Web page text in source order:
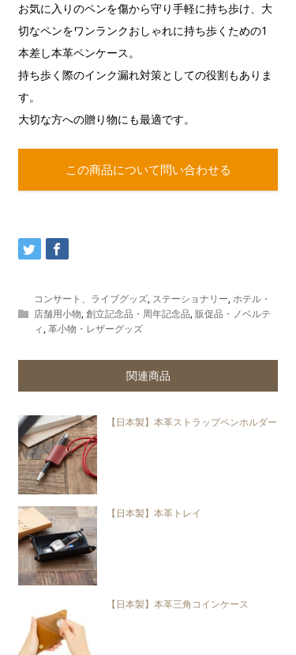
お気に入りのペンを傷から守り手軽に持ち歩け、大
切なペンをワンランクおしゃれに持ち歩くための1
本差し本革ペンケース。
持ち歩く際のインク漏れ対策としての役割もありま
す。
大切な方への贈り物にも最適です。
この商品について問い合わせる
コンサート、ライブグッズ, ステーショナリー,ホテル・
店舗用小物,創立記念品・周年記念品,販促品・ノベルテ
ィ,革小物・レザーグッズ
【日本製】本革ストラップペンホルダー
【日本製】本革トレイ
【日本製】本革三角コインケース